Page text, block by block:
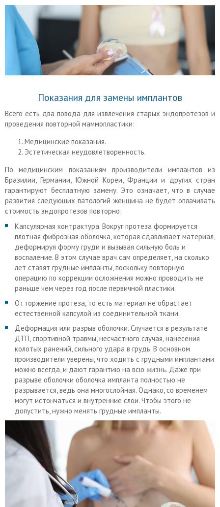
Показания для замены имплантов
Всего есть два повода для извлечения старых эндопротезов и
проведения повторной маммопластики:
Медицинские показания.
Эстетическая неудовлетворенность.
По медицинским показаниям производители имплантов из
Бразилии, Германии, Южной Кореи, Франции и других стран
гарантируют бесплатную замену. Это означает, что в случае
развития следующих патологий женщина не будет оплачивать
стоимость эндопротезов повторно:
Капсулярная контрактура. Вокруг протеза формируется
плотная фиброзная оболочка, которая сдавливает материал,
деформируя форму груди и вызывая сильную боль и
воспаление. В этом случае врач сам определяет, на сколько
лет ставят грудные импланты, поскольку повторную
операцию по коррекции осложнения можно проводить не
раньше чем через год после первичной пластики.
Отторжение протеза, то есть материал не обрастает
естественной капсулой из соединительной ткани.
Деформация или разрыв оболочки. Случается в результате
ДТП, спортивной травмы, несчастного случая, нанесения
колотых ранений, сильного удара в грудь. В основном
производители уверены, что ходить с грудными имплантами
можно всегда, и дают гарантию на всю жизнь. Даже при
разрыве оболочки оболочка импланта полностью не
разрывается, ведь она многослойная. Однако, со временем
могут истончаться и внутренние слои. Чтобы этого не
допустить, нужно менять грудные импланты.